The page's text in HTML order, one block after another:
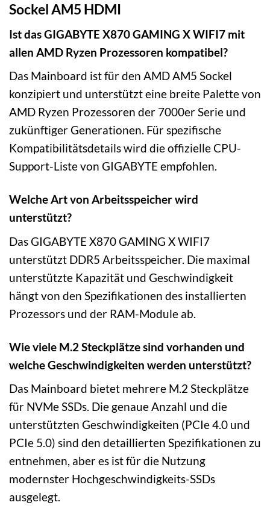
Sockel AM5 HDMI
Ist das GIGABYTE X870 GAMING X WIFI7 mit
allen AMD Ryzen Prozessoren kompatibel?
Das Mainboard ist für den AMD AM5 Sockel
konzipiert und unterstützt eine breite Palette von
AMD Ryzen Prozessoren der 7000er Serie und
zukünftiger Generationen. Für spezifische
Kompatibilitätsdetails wird die offizielle CPU-
Support-Liste von GIGABYTE empfohlen.
Welche Art von Arbeitsspeicher wird
unterstützt?
Das GIGABYTE X870 GAMING X WIFI7
unterstützt DDR5 Arbeitsspeicher. Die maximal
unterstützte Kapazität und Geschwindigkeit
hängt von den Spezifikationen des installierten
Prozessors und der RAM-Module ab.
Wie viele M.2 Steckplätze sind vorhanden und
welche Geschwindigkeiten werden unterstützt?
Das Mainboard bietet mehrere M.2 Steckplätze
für NVMe SSDs. Die genaue Anzahl und die
unterstützten Geschwindigkeiten (PCIe 4.0 und
PCIe 5.0) sind den detaillierten Spezifikationen zu
entnehmen, aber es ist für die Nutzung
modernster Hochgeschwindigkeits-SSDs
ausgelegt.